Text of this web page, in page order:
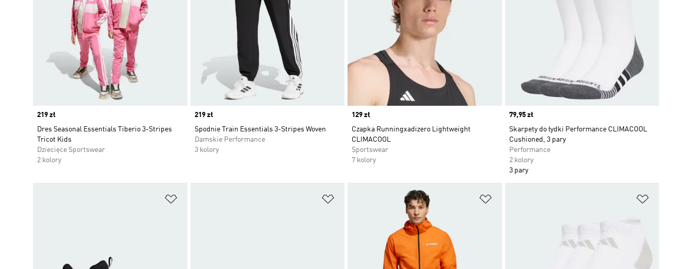
Price
219 zł
Dres Seasonal Essentials Tiberio 3-Stripes
Tricot Kids
Dziecięce Sportswear
2 kolory
Price
219 zł
Spodnie Train Essentials 3-Stripes Woven
Damskie Performance
3 kolory
Price
129 zł
Czapka Runningxadizero Lightweight
CLIMACOOL
Sportswear
7 kolory
Price
79,95 zł
Skarpety do łydki Performance CLIMACOOL
Cushioned, 3 pary
Performance
2 kolory
3 pary
Dodaj do listy życzeń